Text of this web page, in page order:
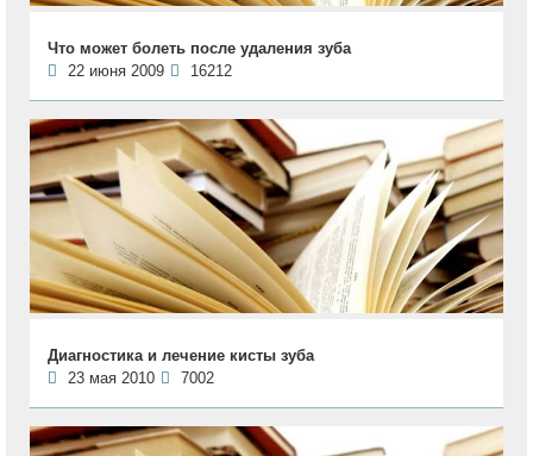
Что может болеть после удаления зуба
22 июня 2009
16212
Диагностика и лечение кисты зуба
23 мая 2010
7002